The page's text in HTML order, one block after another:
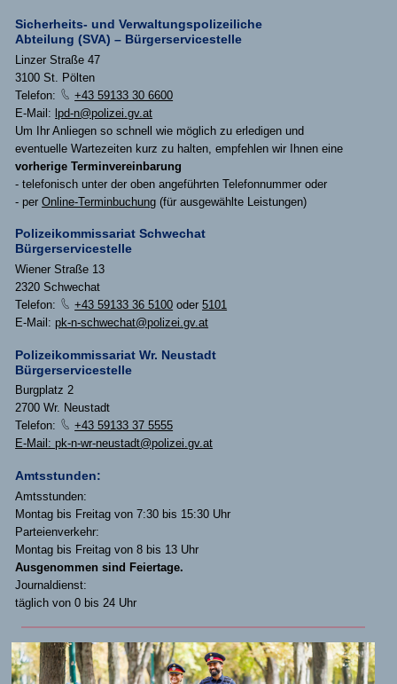
Sicherheits- und Verwaltungspolizeiliche
Abteilung (SVA) – Bürgerservicestelle
Linzer Straße 47
3100 St. Pölten
Telefon:
+43 59133 30 6600
E-Mail: lpd-n@polizei.gv.at
Um Ihr Anliegen so schnell wie möglich zu erledigen und
eventuelle Wartezeiten kurz zu halten, empfehlen wir Ihnen eine
vorherige Terminvereinbarung
- telefonisch unter der oben angeführten Telefonnummer oder
- perOnline-Terminbuchung (für ausgewählte Leistungen)
Polizeikommissariat Schwechat
Bürgerservicestelle
Wiener Straße 13
2320 Schwechat
Telefon:
+43 59133 36 5100 oder5101
E-Mail:pk-n-schwechat@polizei.gv.at
Polizeikommissariat Wr. Neustadt
Bürgerservicestelle
Burgplatz 2
2700 Wr. Neustadt
Telefon:
+43 59133 37 5555
E-Mail:pk-n-wr-neustadt@polizei.gv.at
Amtsstunden:
Amtsstunden:
Montag bis Freitag von 7:30 bis 15:30 Uhr
Parteienverkehr:
Montag bis Freitag von 8 bis 13 Uhr
Ausgenommen sind Feiertage.
Journaldienst:
täglich von 0 bis 24 Uhr